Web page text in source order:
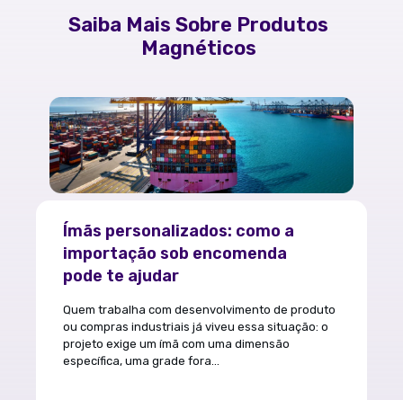
Saiba Mais Sobre Produtos
Magnéticos
Ímãs personalizados: como a
importação sob encomenda
pode te ajudar
Quem trabalha com desenvolvimento de produto
ou compras industriais já viveu essa situação: o
projeto exige um ímã com uma dimensão
específica, uma grade fora...